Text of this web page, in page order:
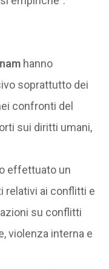
hanno
soprattutto dei
confronti del
sui diritti umani,
effettuato un
relativi ai conflitti e
su conflitti
violenza interna e